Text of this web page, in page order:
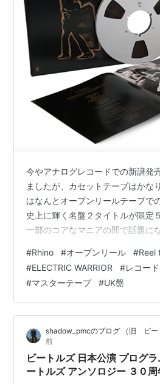
今やアナログレコードでの新譜発
ましたが、カセットテープはかな
はなんとオープンリールテープで
史上に輝く名盤２タイトルが限定
一部のコアなマニアの間で話題に
T.REX 「ELECTRIC WARRIOR」
「Get It On」が好きで、ジャケッ
で、この「ELECTRIC WARRIOR
SNSなどにはいろんな意見、評判
Rhino社の解説には「オリジナル
#Rhino #オープンリール #Reel
#ELECTRIC WARRIOR #レコード
#マスターテープ #UK盤
shadow_pmcのブログ （旧 ビー
前
ビートルズ 日本公演 プログ
ートルズ アンソロジー ３０周